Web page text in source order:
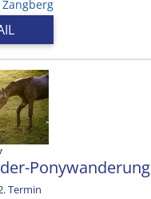
Zangberg
Ponywanderung
Termin